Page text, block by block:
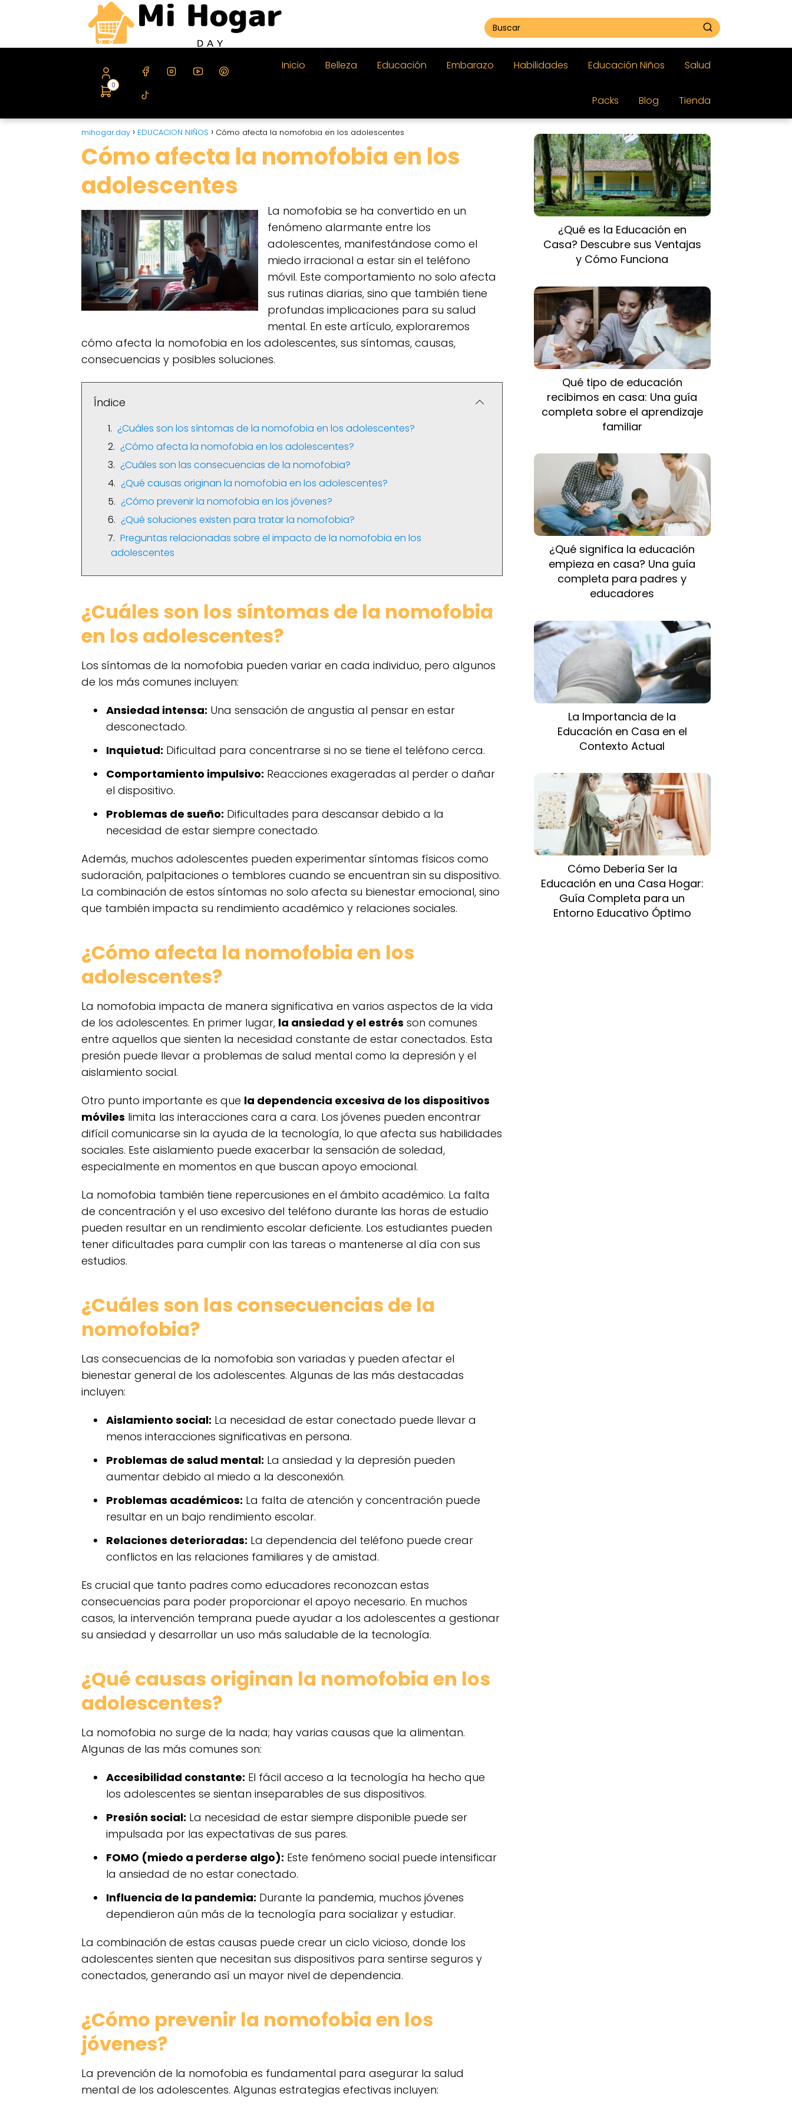
0
Inicio Belleza Educación Embarazo Habilidades Educación Niños Salud
Packs Blog Tienda
mihogar.day EDUCACION NIÑOS Cómo afecta la nomofobia en los adolescentes
Cómo afecta la nomofobia en los
adolescentes
La nomofobia se ha convertido en un
fenómeno alarmante entre los
adolescentes, manifestándose como el
miedo irracional a estar sin el teléfono
móvil. Este comportamiento no solo afecta
sus rutinas diarias, sino que también tiene
profundas implicaciones para su salud
mental. En este artículo, exploraremos
cómo afecta la nomofobia en los adolescentes, sus síntomas, causas,
consecuencias y posibles soluciones.
Índice
¿Cuáles son los síntomas de la nomofobia en los adolescentes?
¿Cómo afecta la nomofobia en los adolescentes?
¿Cuáles son las consecuencias de la nomofobia?
¿Qué causas originan la nomofobia en los adolescentes?
¿Cómo prevenir la nomofobia en los jóvenes?
¿Qué soluciones existen para tratar la nomofobia?
Preguntas relacionadas sobre el impacto de la nomofobia en los
adolescentes
¿Cuáles son los síntomas de la nomofobia
en los adolescentes?
Los síntomas de la nomofobia pueden variar en cada individuo, pero algunos
de los más comunes incluyen:
Ansiedad intensa: Una sensación de angustia al pensar en estar
desconectado.
Inquietud: Dificultad para concentrarse si no se tiene el teléfono cerca.
Comportamiento impulsivo: Reacciones exageradas al perder o dañar
el dispositivo.
Problemas de sueño: Dificultades para descansar debido a la
necesidad de estar siempre conectado.
Además, muchos adolescentes pueden experimentar síntomas físicos como
sudoración, palpitaciones o temblores cuando se encuentran sin su dispositivo.
La combinación de estos síntomas no solo afecta su bienestar emocional, sino
que también impacta su rendimiento académico y relaciones sociales.
¿Cómo afecta la nomofobia en los
adolescentes?
La nomofobia impacta de manera significativa en varios aspectos de la vida
de los adolescentes. En primer lugar, la ansiedad y el estrés son comunes
entre aquellos que sienten la necesidad constante de estar conectados. Esta
presión puede llevar a problemas de salud mental como la depresión y el
aislamiento social.
Otro punto importante es que la dependencia excesiva de los dispositivos
móviles limita las interacciones cara a cara. Los jóvenes pueden encontrar
difícil comunicarse sin la ayuda de la tecnología, lo que afecta sus habilidades
sociales. Este aislamiento puede exacerbar la sensación de soledad,
especialmente en momentos en que buscan apoyo emocional.
La nomofobia también tiene repercusiones en el ámbito académico. La falta
de concentración y el uso excesivo del teléfono durante las horas de estudio
pueden resultar en un rendimiento escolar deficiente. Los estudiantes pueden
tener dificultades para cumplir con las tareas o mantenerse al día con sus
estudios.
¿Cuáles son las consecuencias de la
nomofobia?
Las consecuencias de la nomofobia son variadas y pueden afectar el
bienestar general de los adolescentes. Algunas de las más destacadas
incluyen:
Aislamiento social: La necesidad de estar conectado puede llevar a
menos interacciones significativas en persona.
Problemas de salud mental: La ansiedad y la depresión pueden
aumentar debido al miedo a la desconexión.
Problemas académicos: La falta de atención y concentración puede
resultar en un bajo rendimiento escolar.
Relaciones deterioradas: La dependencia del teléfono puede crear
conflictos en las relaciones familiares y de amistad.
Es crucial que tanto padres como educadores reconozcan estas
consecuencias para poder proporcionar el apoyo necesario. En muchos
casos, la intervención temprana puede ayudar a los adolescentes a gestionar
su ansiedad y desarrollar un uso más saludable de la tecnología.
¿Qué causas originan la nomofobia en los
adolescentes?
La nomofobia no surge de la nada; hay varias causas que la alimentan.
Algunas de las más comunes son:
Accesibilidad constante: El fácil acceso a la tecnología ha hecho que
los adolescentes se sientan inseparables de sus dispositivos.
Presión social: La necesidad de estar siempre disponible puede ser
impulsada por las expectativas de sus pares.
FOMO (miedo a perderse algo): Este fenómeno social puede intensificar
la ansiedad de no estar conectado.
Influencia de la pandemia: Durante la pandemia, muchos jóvenes
dependieron aún más de la tecnología para socializar y estudiar.
La combinación de estas causas puede crear un ciclo vicioso, donde los
adolescentes sienten que necesitan sus dispositivos para sentirse seguros y
conectados, generando así un mayor nivel de dependencia.
¿Cómo prevenir la nomofobia en los
jóvenes?
La prevención de la nomofobia es fundamental para asegurar la salud
mental de los adolescentes. Algunas estrategias efectivas incluyen:
¿Qué es la Educación en
Casa? Descubre sus Ventajas
y Cómo Funciona
Qué tipo de educación
recibimos en casa: Una guía
completa sobre el aprendizaje
familiar
¿Qué significa la educación
empieza en casa? Una guía
completa para padres y
educadores
La Importancia de la
Educación en Casa en el
Contexto Actual
Cómo Debería Ser la
Educación en una Casa Hogar:
Guía Completa para un
Entorno Educativo Óptimo